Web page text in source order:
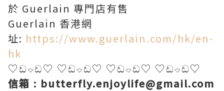
於 Guerlain 專門店有售
Guerlain 香港網
址: https://www.guerlain.com/hk/en-
hk
♡ඩ⌔ඩ♡ ♡ඩ⌔ඩ♡ ♡ඩ⌔ඩ♡ ♡ඩ⌔ඩ♡
信箱 : butterfly.enjoylife@gmail.com